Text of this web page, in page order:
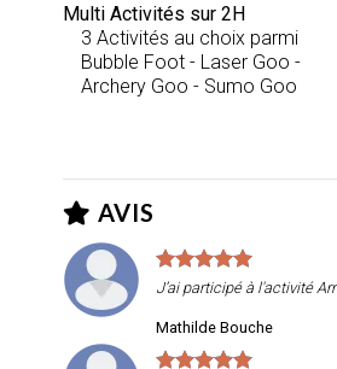
Multi Activités sur 2H
3 Activités au choix parmi
Bubble Foot - Laser Goo -
Archery Goo - Sumo Goo
AVIS
J’ai participé à l'activité
Mathilde Bouche